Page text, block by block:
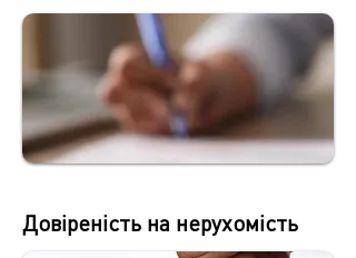
Довіреність на нерухомість